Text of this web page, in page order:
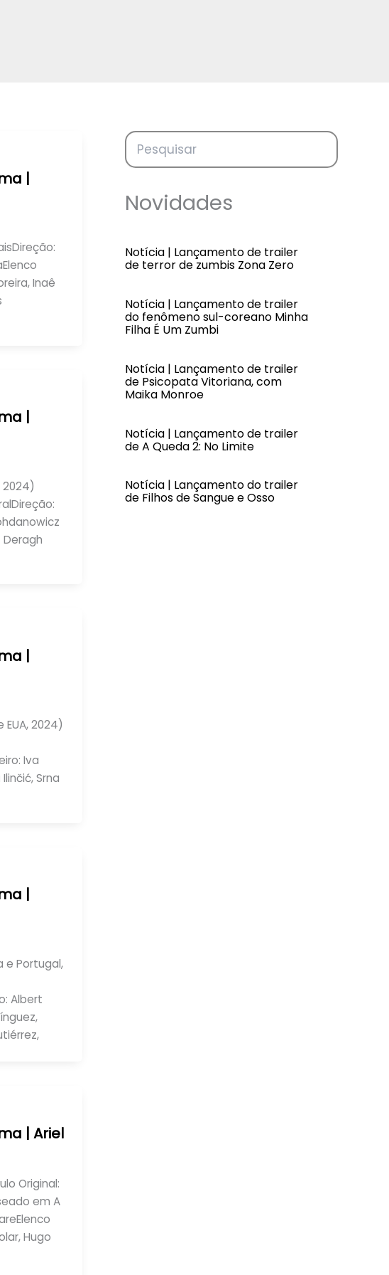
|
Inaê
|
2024)
Deragh
|
2024)
Iva
Srna
|
e Portugal,
Albert
| Ariel
Original:
em A
Hugo
Novidades
Notícia | Lançamento de trailer
de terror de zumbis Zona Zero
Notícia | Lançamento de trailer
do fenômeno sul-coreano Minha
Filha É Um Zumbi
Notícia | Lançamento de trailer
de Psicopata Vitoriana, com
Maika Monroe
Notícia | Lançamento de trailer
de A Queda 2: No Limite
Notícia | Lançamento do trailer
de Filhos de Sangue e Osso